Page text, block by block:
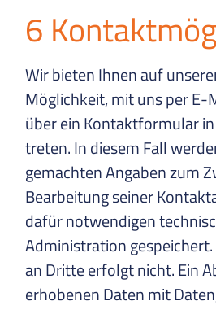
6
Wir bieten Ihnen auf
Möglichkeit, mit uns per
über ein Kontaktformular
treten. In diesem Fall
gemachten Angaben zum
Bearbeitung seiner
dafür notwendigen
Administration
an Dritte erfolgt nicht. Ein
erhobenen Daten mit